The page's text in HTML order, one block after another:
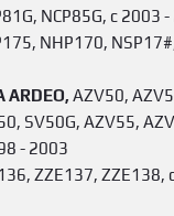
NCP85G, с 2003
NHP170,
ARDEO, AZV50,
SV50G, AZV55,
- 2003
ZZE137, ZZE138,